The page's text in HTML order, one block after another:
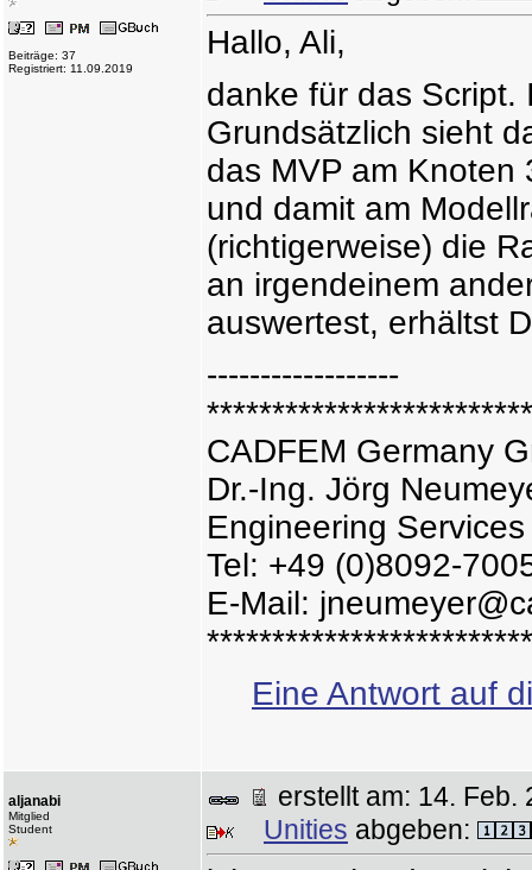
Beiträge: 37
Registriert: 11.09.2019
Hallo, Ali,
danke für das Script.
Grundsätzlich sieht
das MVP am Knoten
und damit am
(richtigerweise) die
an irgendeinem
auswertest, erhältst
------------------
CADFEM Germany
Dr.-Ing. Jörg
Engineering Services
Tel: +49 (0)8092-
E-Mail:
Eine Antwort auf
aljanabi
Mitglied
Student
erstellt am: 14.
Unities abgeben: